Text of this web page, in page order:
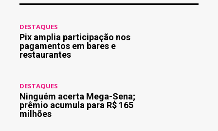
DESTAQUES
Pix amplia participação nos
pagamentos em bares e
restaurantes
DESTAQUES
Ninguém acerta Mega-Sena;
prêmio acumula para R$ 165
milhões